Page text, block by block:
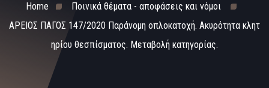
Home
Ποινικά θέματα - αποφάσεις και νόμοι
ΑΡΕΙΟΣ ΠΑΓΟΣ 147/2020 Παράνομη οπλοκατοχή. Ακυρότητα κλητ
ηρίου θεσπίσματος. Μεταβολή κατηγορίας.